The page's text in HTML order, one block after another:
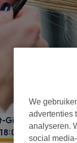
Gilles
1060
We
advertenties
analyseren.
social